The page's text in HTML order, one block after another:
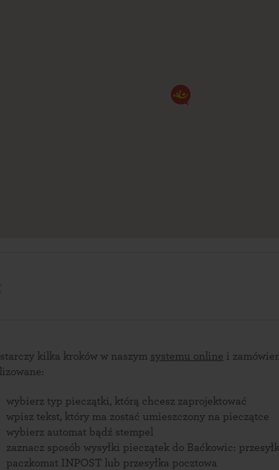
kilka kroków w naszym systemu online i
wybierz typ pieczątki, którą chcesz zaprojektować
wpisz tekst, który ma zostać umieszczony na pieczątce
wybierz automat bądź stempel
zaznacz sposób wysyłki pieczątek do Baćkowic:
paczkomat INPOST lub przesyłka pocztowa